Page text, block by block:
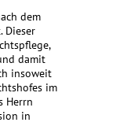
dem
Dieser
damit
insoweit
im
Herrn
in